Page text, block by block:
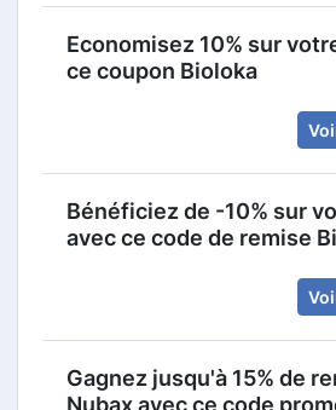
Economisez 10% sur
ce coupon Bioloka
Bénéficiez de -10% sur
avec ce code de remise
Gagnez jusqu'à 15% de
Nubax avec ce code